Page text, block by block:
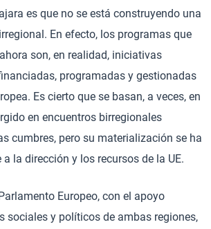
es que no se está construyendo una
En efecto, los programas que
son, en realidad, iniciativas
programadas y gestionadas
Es cierto que se basan, a veces, en
en encuentros birregionales
cumbres, pero su materialización se ha
la dirección y los recursos de la UE.
Europeo, con el apoyo
sociales y políticos de ambas regiones,